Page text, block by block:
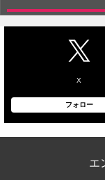
X
フォロー
エ